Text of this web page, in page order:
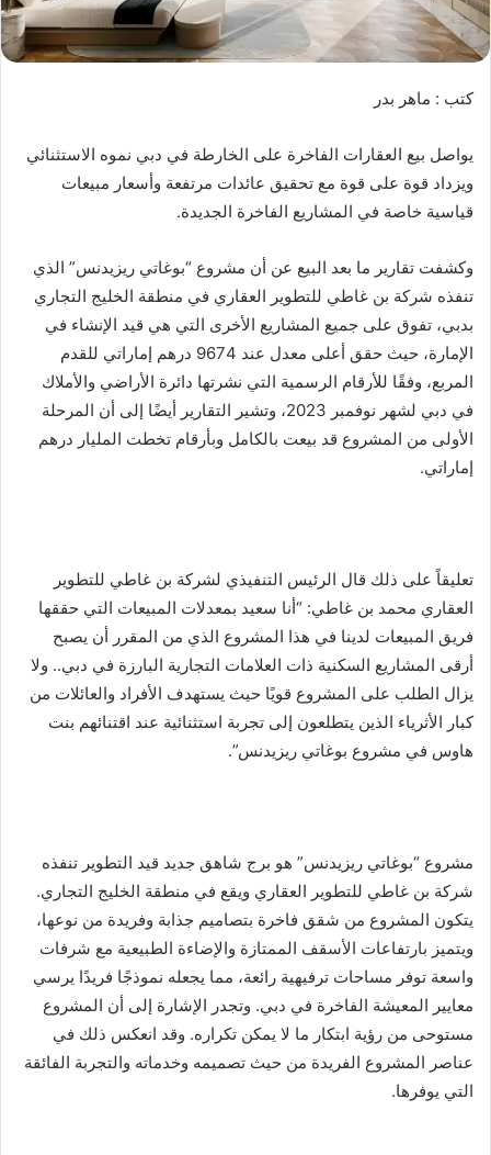
كتب : ماهر بدر
يواصل بيع العقارات الفاخرة على الخارطة في دبي نموه الاستثنائي
ويزداد قوة على قوة مع تحقيق عائدات مرتفعة وأسعار مبيعات
قياسية خاصة في المشاريع الفاخرة الجديدة.
وكشفت تقارير ما بعد البيع عن أن مشروع “بوغاتي ريزيدنس” الذي
تنفذه شركة بن غاطي للتطوير العقاري في منطقة الخليج التجاري
بدبي، تفوق على جميع المشاريع الأخرى التي هي قيد الإنشاء في
الإمارة، حيث حقق أعلى معدل عند 9674 درهم إماراتي للقدم
المربع، وفقًا للأرقام الرسمية التي نشرتها دائرة الأراضي والأملاك
في دبي لشهر نوفمبر 2023، وتشير التقارير أيضًا إلى أن المرحلة
الأولى من المشروع قد بيعت بالكامل وبأرقام تخطت المليار درهم
إماراتي.
تعليقاً على ذلك قال الرئيس التنفيذي لشركة بن غاطي للتطوير
العقاري محمد بن غاطي: “أنا سعيد بمعدلات المبيعات التي حققها
فريق المبيعات لدينا في هذا المشروع الذي من المقرر أن يصبح
أرقى المشاريع السكنية ذات العلامات التجارية البارزة في دبي.. ولا
يزال الطلب على المشروع قويًا حيث يستهدف الأفراد والعائلات من
كبار الأثرياء الذين يتطلعون إلى تجربة استثنائية عند اقتنائهم بنت
هاوس في مشروع بوغاتي ريزيدنس”.
مشروع “بوغاتي ريزيدنس” هو برج شاهق جديد قيد التطوير تنفذه
شركة بن غاطي للتطوير العقاري ويقع في منطقة الخليج التجاري.
يتكون المشروع من شقق فاخرة بتصاميم جذابة وفريدة من نوعها،
ويتميز بارتفاعات الأسقف الممتازة والإضاءة الطبيعية مع شرفات
واسعة توفر مساحات ترفيهية رائعة، مما يجعله نموذجًا فريدًا يرسي
معايير المعيشة الفاخرة في دبي. وتجدر الإشارة إلى أن المشروع
مستوحى من رؤية ابتكار ما لا يمكن تكراره. وقد انعكس ذلك في
عناصر المشروع الفريدة من حيث تصميمه وخدماته والتجربة الفائقة
التي يوفرها.